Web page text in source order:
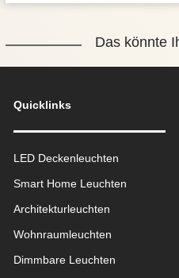
Das könnte
Quicklinks
LED Deckenleuchten
Smart Home Leuchten
Architekturleuchten
Wohnraum­leuchten
Dimmbare Leuchten